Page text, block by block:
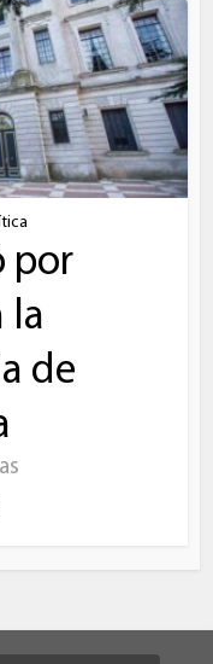
por
la
de